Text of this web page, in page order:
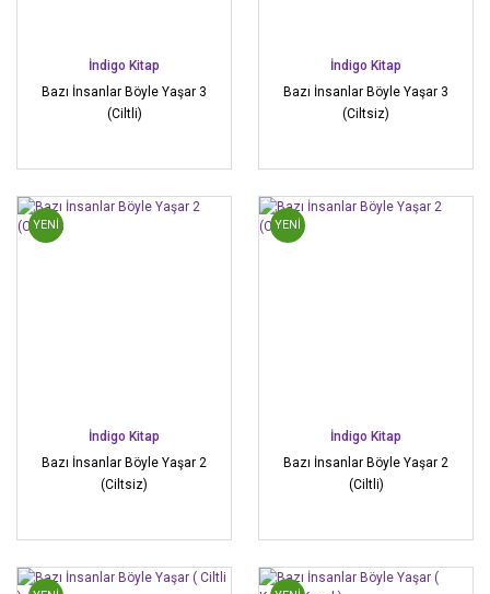
İndigo Kitap
Bazı İnsanlar Böyle Yaşar 3
(Ciltli)
İndigo Kitap
Bazı İnsanlar Böyle Yaşar 3
(Ciltsiz)
YENİ
İndigo Kitap
Bazı İnsanlar Böyle Yaşar 2
(Ciltsiz)
YENİ
İndigo Kitap
Bazı İnsanlar Böyle Yaşar 2
(Ciltli)